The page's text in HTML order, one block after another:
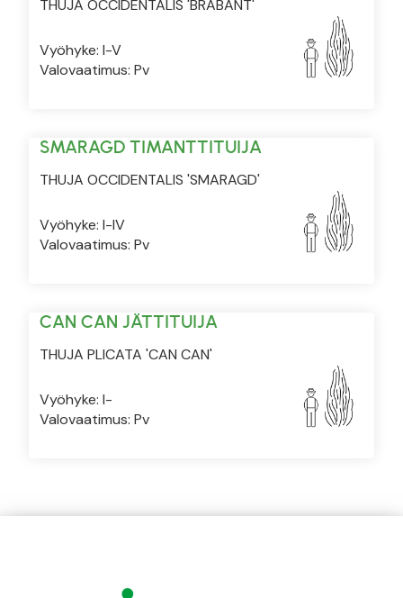
THUJA OCCIDENTALIS 'BRABANT'
Vyöhyke: I-V
Valovaatimus: Pv
SMARAGD TIMANTTITUIJA
THUJA OCCIDENTALIS 'SMARAGD'
Vyöhyke: I-IV
Valovaatimus: Pv
CAN CAN JÄTTITUIJA
THUJA PLICATA 'CAN CAN'
Vyöhyke: I-
Valovaatimus: Pv